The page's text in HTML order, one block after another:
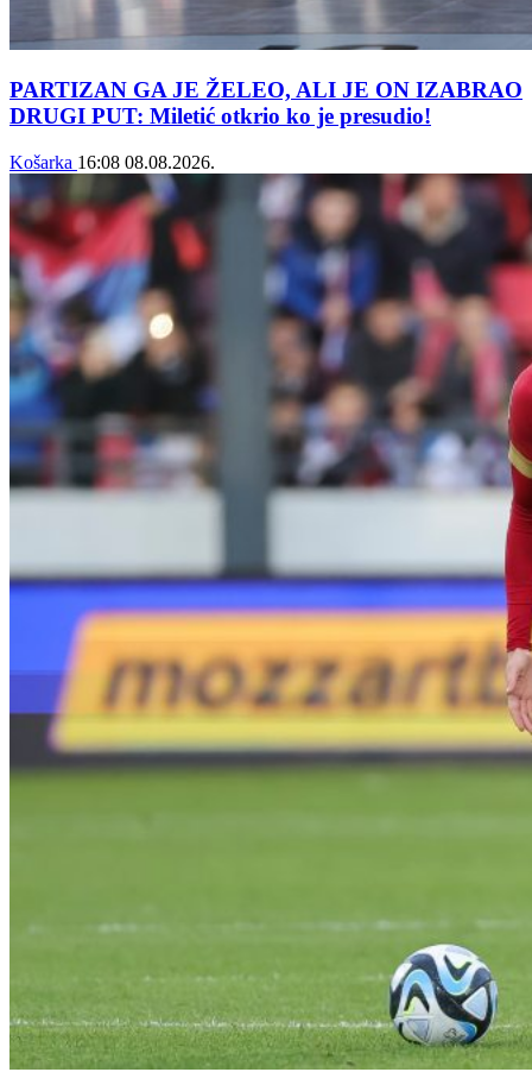
PARTIZAN GA JE ŽELEO, ALI JE ON IZABRAO
DRUGI PUT: Miletić otkrio ko je presudio!
Košarka 16:08 08.08.2026.